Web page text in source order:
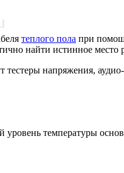
теплого пола при
найти истинное место
напряжения,
уровень температуры